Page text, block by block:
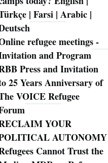
| Farsi | Arabic |
refugee meetings -
and Program
Press and Invitation
25 Years Anniversary of
VOICE Refugee
YOUR
AUTONOMY
Cannot Trust the